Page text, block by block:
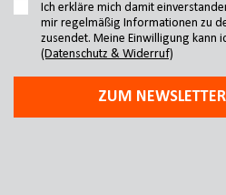
Ich erkläre mich damit
mir regelmäßig Informationen zu
zusendet. Meine Einwilligung kann
(Datenschutz & Widerruf)
ZUM